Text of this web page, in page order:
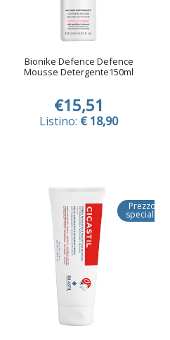
Bionike Defence Defence
Mousse Detergente150ml
€15,51
Listino: € 18,90
Prezzo
speciale